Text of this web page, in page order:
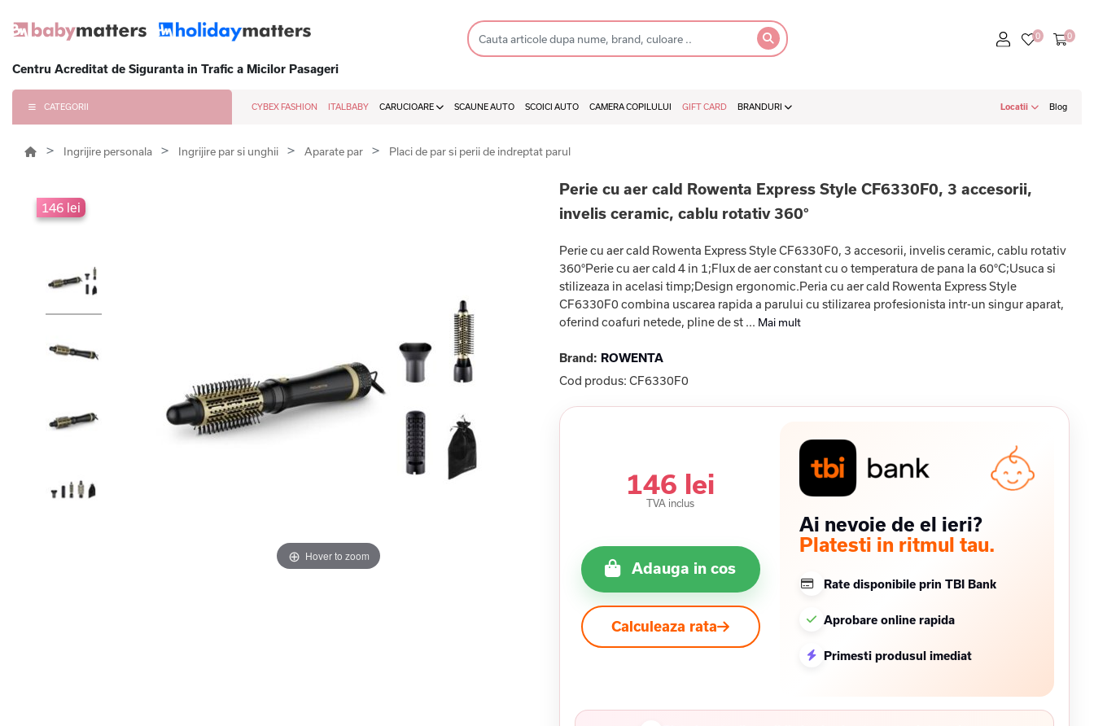
Centru Acreditat de Siguranta in Trafic a Micilor Pasageri
CATEGORII CYBEX FASHION ITALBABY CARUCIOARE SCAUNE AUTO SCOICI AUTO CAMERA COPILULUI GIFT CARD BRANDURI Locatii Blog
Ingrijire personala Ingrijire par si unghii Aparate par Placi de par si perii de indreptat parul
146 lei
Hover to zoom
Perie cu aer cald Rowenta Express Style CF6330F0, 3 accesorii,
invelis ceramic, cablu rotativ 360°
Perie cu aer cald Rowenta Express Style CF6330F0, 3 accesorii, invelis ceramic, cablu rotativ
360°Perie cu aer cald 4 in 1;Flux de aer constant cu o temperatura de pana la 60°C;Usuca si
stilizeaza in acelasi timp;Design ergonomic.Peria cu aer cald Rowenta Express Style
CF6330F0 combina uscarea rapida a parului cu stilizarea profesionista intr-un singur aparat,
oferind coafuri netede, pline de st ... Mai mult
Brand: ROWENTA
Cod produs: CF6330F0
146 lei
TVA inclus
Adauga in cos
Calculeaza rata
Ai nevoie de el ieri?
Platesti in ritmul tau.
Rate disponibile prin TBI Bank
Aprobare online rapida
Primesti produsul imediat